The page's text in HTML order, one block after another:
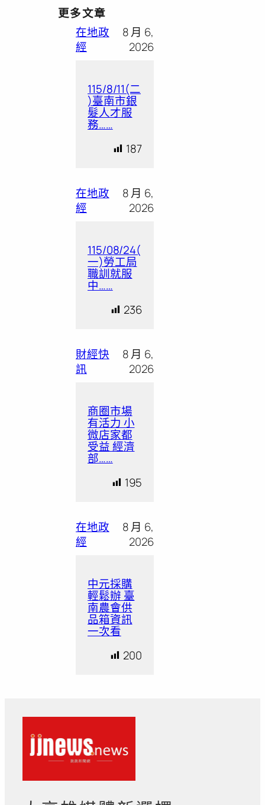
更多文章
在地政
經
8 月 6,
2026
115/8/11(二
)臺南市銀
髮人才服
務……
187
在地政
經
8 月 6,
2026
115/08/24(
一)勞工局
職訓就服
中……
236
財經快
訊
8 月 6,
2026
商圈市場
有活力 小
微店家都
受益 經濟
部……
195
在地政
經
8 月 6,
2026
中元採購
輕鬆辦 臺
南農會供
品箱資訊
一次看
200